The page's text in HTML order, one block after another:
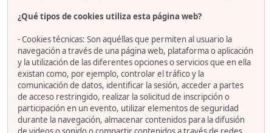
¿Qué tipos de cookies utiliza esta página web?
- Cookies técnicas: Son aquéllas que permiten al usuario la
navegación a través de una página web, plataforma o aplicación
y la utilización de las diferentes opciones o servicios que en ella
existan como, por ejemplo, controlar el tráfico y la
comunicación de datos, identificar la sesión, acceder a partes
de acceso restringido, realizar la solicitud de inscripción o
participación en un evento, utilizar elementos de seguridad
durante la navegación, almacenar contenidos para la difusión